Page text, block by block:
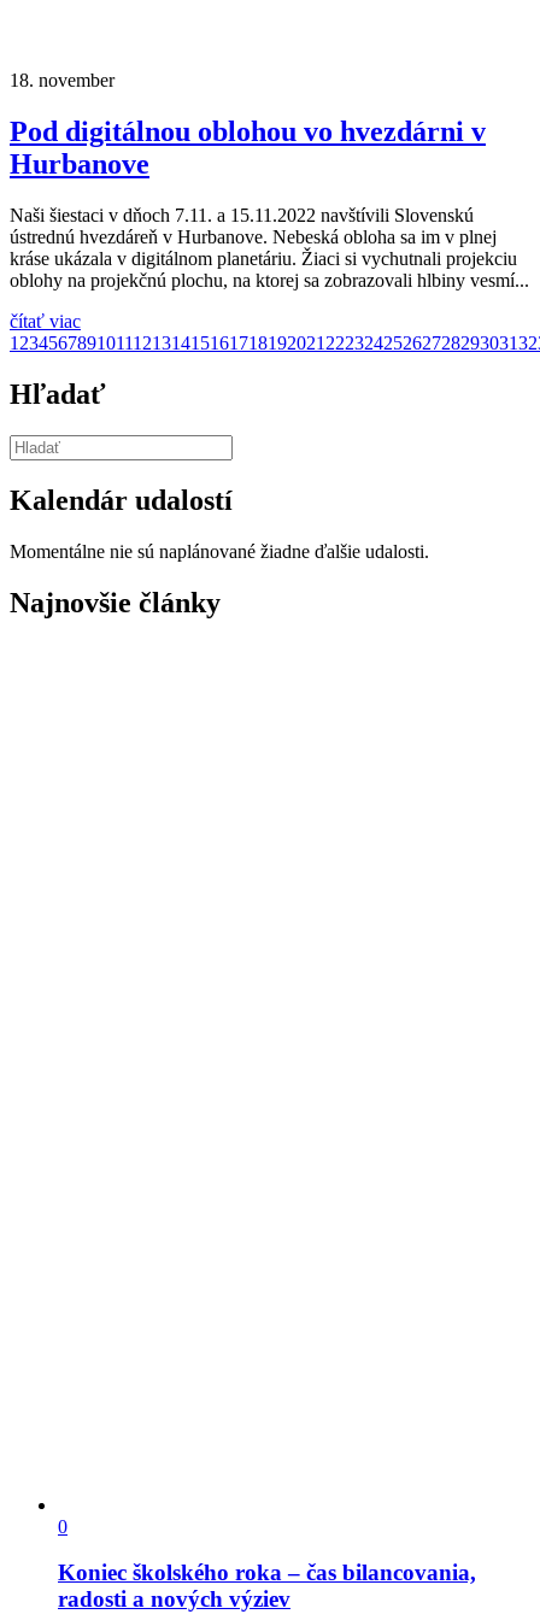
18. november
Pod digitálnou oblohou vo hvezdárni v
Hurbanove
Naši šiestaci v dňoch 7.11. a 15.11.2022 navštívili Slovenskú
ústrednú hvezdáreň v Hurbanove. Nebeská obloha sa im v plnej
kráse ukázala v digitálnom planetáriu. Žiaci si vychutnali projekciu
oblohy na projekčnú plochu, na ktorej sa zobrazovali hlbiny vesmí...
čítať viac
1 23456789101112131415161718192021 2223242526272829303132
Hľadať
Kalendár udalostí
Momentálne nie sú naplánované žiadne ďalšie udalosti.
Najnovšie články
0
Koniec školského roka – čas bilancovania,
radosti a nových výziev